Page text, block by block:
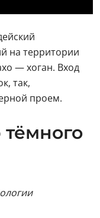
на территории
— хоган. Вход
так,
проем.